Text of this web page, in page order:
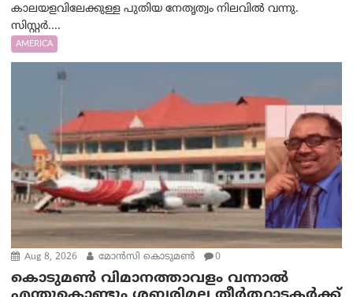
കാലയളവിലേക്കുള്ള പുതിയ നേതൃത്വം നിലവിൽ വന്നു.
സിസ്റ്റർ....
AMERICA
Aug 8, 2026 മോൻസി കൊടുമൺ 0
കൊടുമൺ വിമാനത്താവളം വന്നാൽ